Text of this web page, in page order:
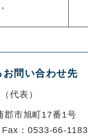
お問い合わせ先
代表
郡市旭町17番1号
Fax：0533-66-1183